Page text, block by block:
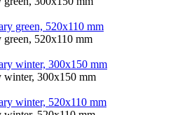
520x110 mm
winter, 300x150 mm